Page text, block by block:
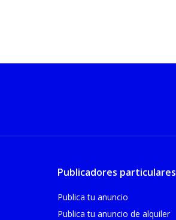
Publicadores particulares
Publica tu anuncio
Publica tu anuncio de alquiler